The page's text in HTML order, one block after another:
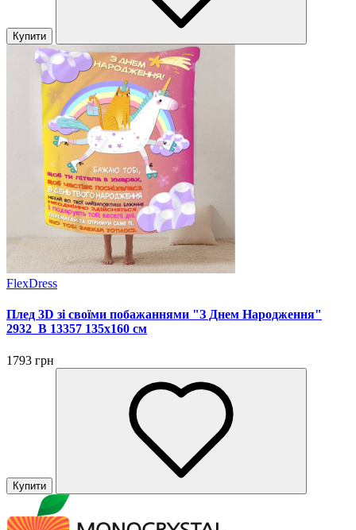
Купити
FlexDress
Плед 3D зі своїми побажаннями "З Днем Народження"
2932_B 13357 135х160 см
1793 грн
Купити